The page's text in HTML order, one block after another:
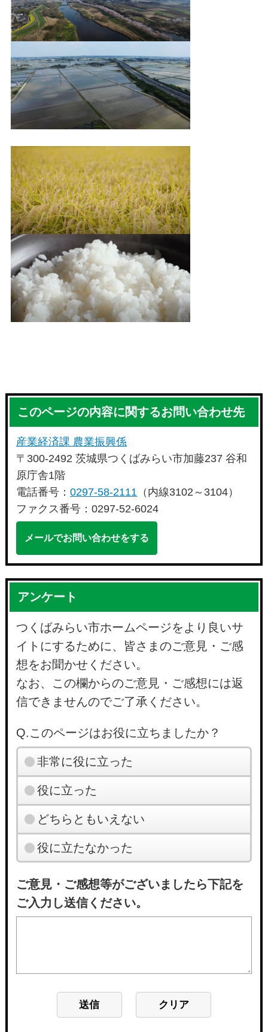
このページの内容に関するお問い合わせ先
産業経済課 農業振興係
〒300-2492 茨城県つくばみらい市加藤237 谷和
原庁舎1階
電話番号：0297-58-2111 （内線3102～3104）
ファクス番号：0297-52-6024
メールでお問い合わせをする
アンケート
つくばみらい市ホームページをより良いサ
イトにするために、皆さまのご意見・ご感
想をお聞かせください。
なお、この欄からのご意見・ご感想には返
信できませんのでご了承ください。
Q.このページはお役に立ちましたか？
非常に役に立った
役に立った
どちらともいえない
役に立たなかった
ご意見・ご感想等がございましたら下記を
ご入力し送信ください。